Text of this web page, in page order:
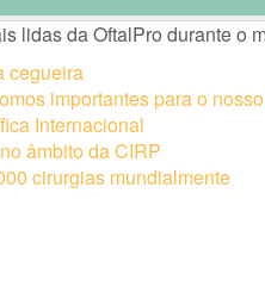
lidas da OftalPro durante o
cegueira
importantes para o
Internacional
âmbito da CIRP
cirurgias mundialmente